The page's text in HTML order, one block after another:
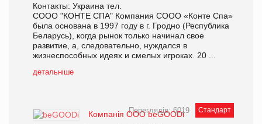
Контакты: Украина тел.
СООО "КОНТЕ СПА" Компания СООО «Конте Спа»
была основана в 1997 году в г. Гродно (Республика
Беларусь), когда рынок только начинал свое
развитие, а, следовательно, нуждался в
жизнеспособных идеях и смелых игроках. 20 ...
детальніше
Переглядів: 6019 Стандарт
Компанія ООО beGOODi